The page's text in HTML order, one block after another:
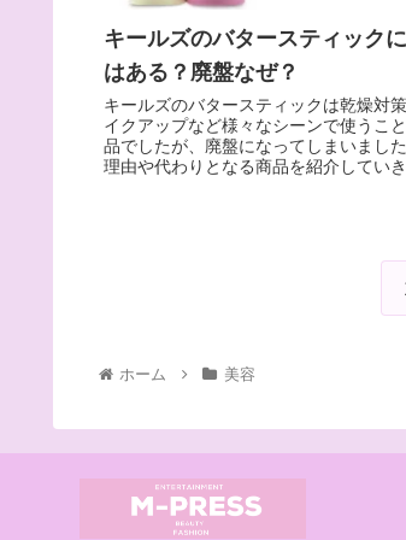
キールズのバタースティック
はある？廃盤なぜ？
キールズのバタースティックは乾燥対
イクアップなど様々なシーンで使うこ
品でしたが、廃盤になってしまいまし
理由や代わりとなる商品を紹介してい
ホーム 美容